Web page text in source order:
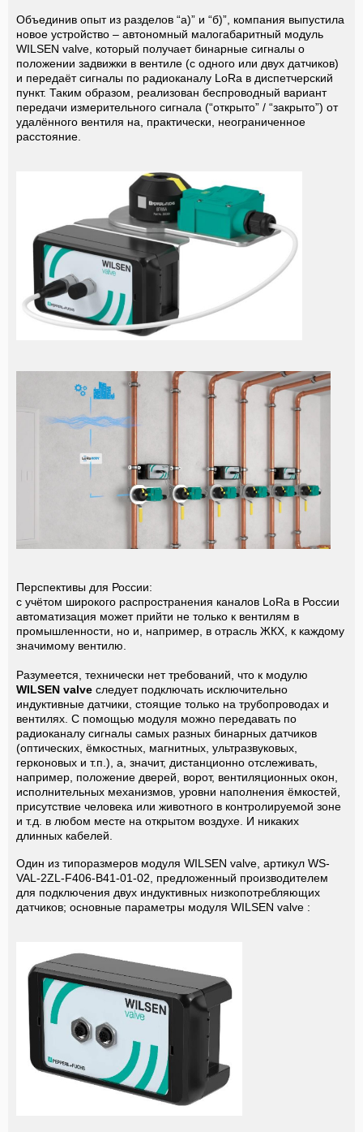
Объединив опыт из разделов “а)” и “б)”, компания выпустила
новое устройство – автономный малогабаритный модуль
WILSEN valve, который получает бинарные сигналы о
положении задвижки в вентиле (с одного или двух датчиков)
и передаёт сигналы по радиоканалу LoRa в диспетчерский
пункт. Таким образом, реализован беспроводный вариант
передачи измерительного сигнала (“открыто” / “закрыто”) от
удалённого вентиля на, практически, неограниченное
расстояние.
Перспективы для России:
с учётом широкого распространения каналов LoRa в России
автоматизация может прийти не только к вентилям в
промышленности, но и, например, в отрасль ЖКХ, к каждому
значимому вентилю.
Разумеется, технически нет требований, что к модулю
WILSEN valve следует подключать исключительно
индуктивные датчики, стоящие только на трубопроводах и
вентилях. С помощью модуля можно передавать по
радиоканалу сигналы самых разных бинарных датчиков
(оптических, ёмкостных, магнитных, ультразвуковых,
герконовых и т.п.), а, значит, дистанционно отслеживать,
например, положение дверей, ворот, вентиляционных окон,
исполнительных механизмов, уровни наполнения ёмкостей,
присутствие человека или животного в контролируемой зоне
и т.д. в любом месте на открытом воздухе. И никаких
длинных кабелей.
Один из типоразмеров модуля WILSEN valve, артикул WS-
VAL-2ZL-F406-B41-01-02, предложенный производителем
для подключения двух индуктивных низкопотребляющих
датчиков; основные параметры модуля WILSEN valve :